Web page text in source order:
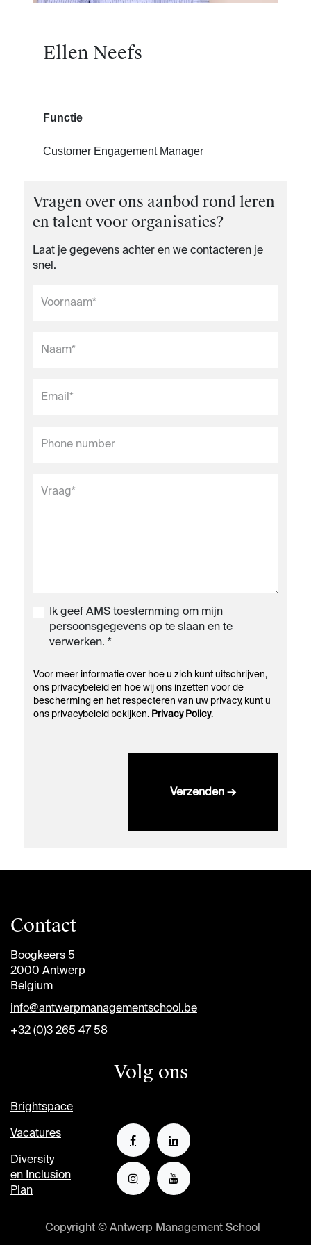
Ellen Neefs
Functie
Customer Engagement Manager
Vragen over ons aanbod rond leren
en talent voor organisaties?
Laat je gegevens achter en we contacteren je
snel.
Ik geef AMS toestemming om mijn
persoonsgegevens op te slaan en te
verwerken. *
Voor meer informatie over hoe u zich kunt uitschrijven,
ons privacybeleid en hoe wij ons inzetten voor de
bescherming en het respecteren van uw privacy, kunt u
ons privacybeleid bekijken.​ Privacy Policy.
Verzenden →
Contact
Boogkeers 5
2000 Antwerp
Belgium
info@antwerpmanagementschool.be
+32 (0)3 265 47 58
Brightspace
Vacatures
Diversity
en Inclusion
Plan
Volg ons
Copyright © Antwerp Management School